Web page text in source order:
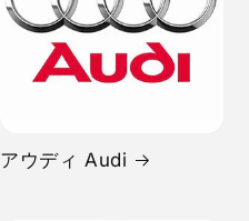
アウディ Audi